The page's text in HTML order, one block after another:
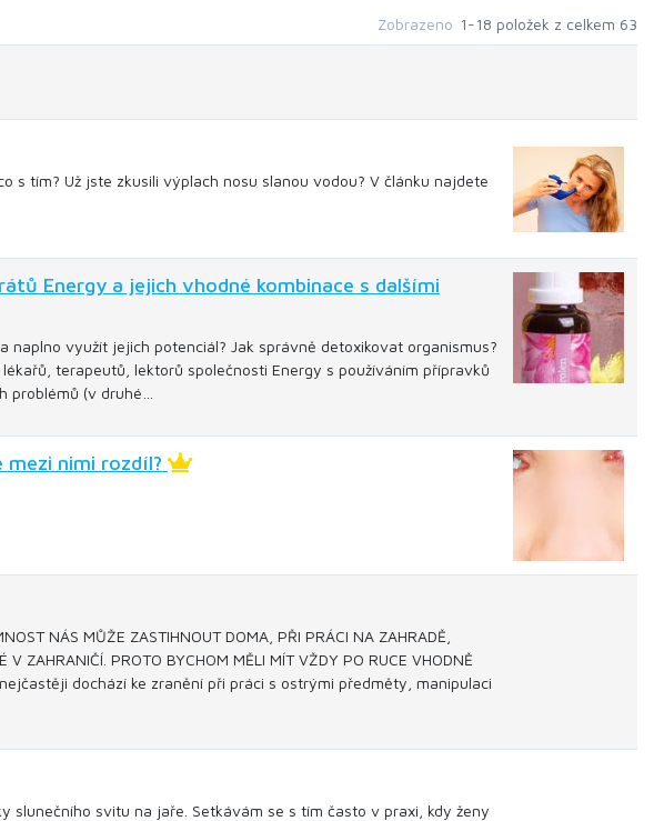
Zobrazeno 1-18 položek z celkem 63
s tím? Už jste zkusili výplach nosu slanou vodou? V článku najdete
Energy a jejich vhodné kombinace s dalšími
naplno využít jejich potenciál? Jak správně detoxikovat organismus?
terapeutů, lektorů společnosti Energy s používáním přípravků
problémů (v druhé…
nimi rozdíl?
NÁS MŮŽE ZASTIHNOUT DOMA, PŘI PRÁCI NA ZAHRADĚ,
V ZAHRANIČÍ. PROTO BYCHOM MĚLI MÍT VŽDY PO RUCE VHODNĚ
nejčastěji dochází ke zranění při práci s ostrými předměty, manipulaci
slunečního svitu na jaře. Setkávám se s tím často v praxi, kdy ženy